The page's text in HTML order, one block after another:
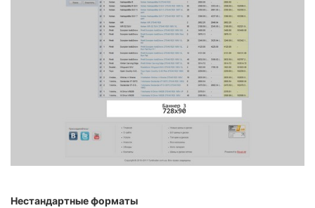
Нестандартные форматы